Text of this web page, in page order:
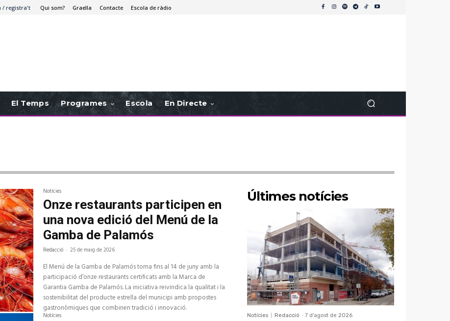
/ registra't Qui som? Graella Contacte Escola de ràdio
El Temps Programes Escola En Directe
Notícies
Onze restaurants participen en
una nova edició del Menú de la
Gamba de Palamós
Redacció - 25 de maig de 2026
El Menú de la Gamba de Palamós torna fins al 14 de juny amb la
participació d’onze restaurants certificats amb la Marca de
Garantia Gamba de Palamós. La iniciativa reivindica la qualitat i la
sostenibilitat del producte estrella del municipi amb propostes
gastronòmiques que combinen tradició i innovació.
Notícies
Últimes notícies
Notícies Redacció - 7 d'agost de 2026